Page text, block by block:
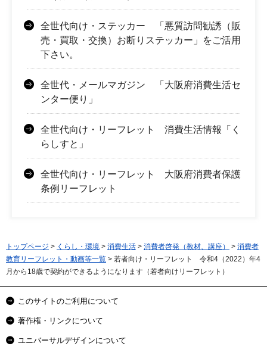
全世代向け・ステッカー 「悪質訪問勧誘（販
売・買取・交換）お断りステッカー」をご活用
下さい。
全世代・メールマガジン 「大阪府消費生活セ
ンター便り」
全世代向け・リーフレット 消費生活情報「く
らしすと」
全世代向け・リーフレット 大阪府消費者保護
条例リーフレット
トップページ > くらし・環境 > 消費生活 > 消費者啓発（教材、講座） > 消費者
教育リーフレット・動画等一覧 > 若者向け・リーフレット 令和4（2022）年4
月から18歳で契約ができるようになります（若者向けリーフレット）
このサイトのご利用について
著作権・リンクについて
ユニバーサルデザインについて